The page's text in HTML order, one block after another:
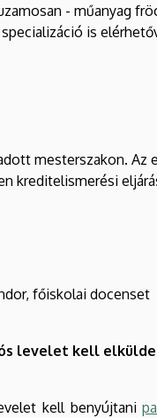
- műanyag
is
mesterszakon. Az
kreditelismerési
főiskolai docenset
levelet kell
kell benyújtani